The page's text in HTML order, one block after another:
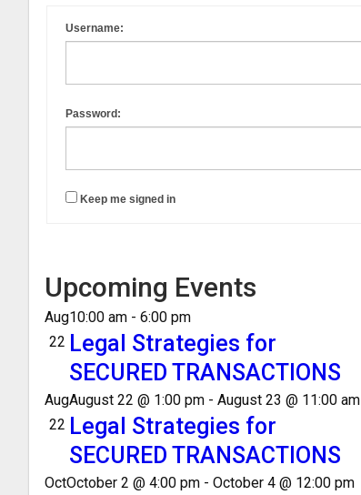
Username:
Password:
Keep me signed in
Upcoming Events
Aug
22
10:00 am - 6:00 pm
Legal Strategies for
SECURED TRANSACTIONS
Aug
22
August 22 @ 1:00 pm - August 23 @ 11:00 am
Legal Strategies for
SECURED TRANSACTIONS
OctOctober 2 @ 4:00 pm - October 4 @ 12:00 pm